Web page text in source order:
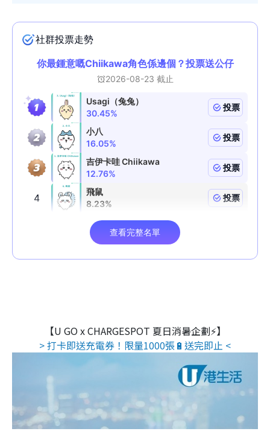
【U GO x CHARGESPOT 夏日消暑企劃⚡】
> 打卡即送充電券！限量1000張🔋送完即止 <